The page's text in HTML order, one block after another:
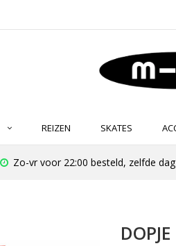
REIZEN SKATES
Zo-vr voor 22:00 besteld, zelfde